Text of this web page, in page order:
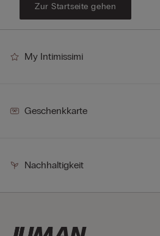
Zur Startseite gehen
My Intimissimi
Geschenkkarte
Nachhaltigkeit